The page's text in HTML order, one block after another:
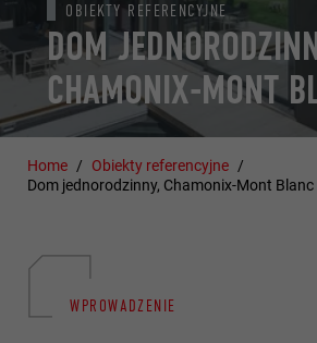
DOM
CHAMONIX-MONT
OBIEKTY REFERENCYJNE
Home
Obiekty referencyjne
Dom jednorodzinny, Chamonix-Mont Blanc
WPROWADZENIE